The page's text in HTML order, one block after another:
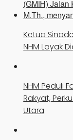
Ketua
NHM Layak
NHM Peduli
Rakyat,
Utara